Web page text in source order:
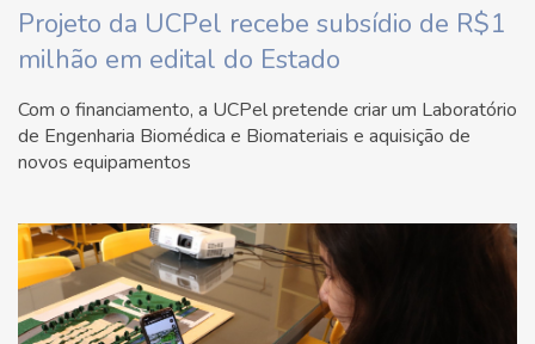
Projeto da UCPel recebe subsídio de R$1
milhão em edital do Estado
Com o financiamento, a UCPel pretende criar um Laboratório
de Engenharia Biomédica e Biomateriais e aquisição de
novos equipamentos